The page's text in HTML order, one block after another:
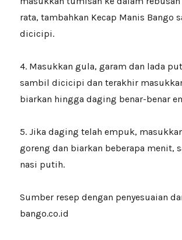
rata, tambahkan Kecap Manis Bango
dicicipi.
4. Masukkan gula, garam dan lada
sambil dicicipi dan terakhir
biarkan hingga daging benar-benar
5. Jika daging telah empuk,
goreng dan biarkan beberapa menit,
nasi putih.
Sumber resep dengan penyesuaian
bango.co.id